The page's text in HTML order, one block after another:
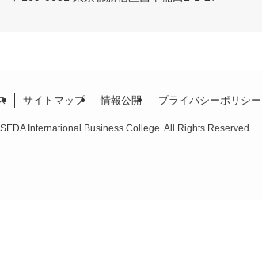
サイトマップ 情報公開 プライバシーポリシー
International Business College. All Rights Reserved.